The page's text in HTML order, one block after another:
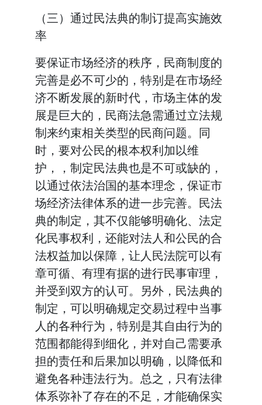
（三）通过民法典的制订提高实施效
率
要保证市场经济的秩序，民商制度的
完善是必不可少的，特别是在市场经
济不断发展的新时代，市场主体的发
展是巨大的，民商法急需通过立法规
制来约束相关类型的民商问题。同
时，要对公民的根本权利加以维
护，，制定民法典也是不可或缺的，
以通过依法治国的基本理念，保证市
场经济法律体系的进一步完善。民法
典的制定，其不仅能够明确化、法定
化民事权利，还能对法人和公民的合
法权益加以保障，让人民法院可以有
章可循、有理有据的进行民事审理，
并受到双方的认可。另外，民法典的
制定，可以明确规定交易过程中当事
人的各种行为，特别是其自由行为的
范围都能得到细化，并对自己需要承
担的责任和后果加以明确，以降低和
避免各种违法行为。总之，只有法律
体系弥补了存在的不足，才能确保实